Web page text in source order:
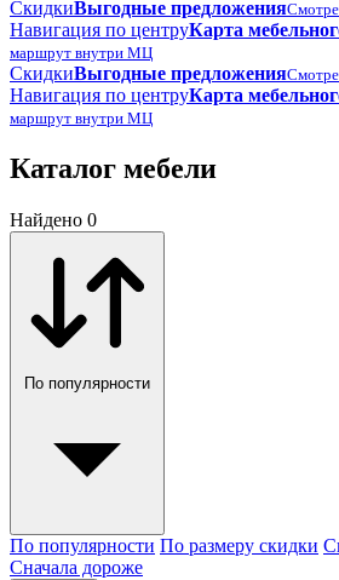
СкидкиВыгодные предложения
Навигация по центруКарта
маршрут внутри МЦ
СкидкиВыгодные предложения
Навигация по центруКарта
маршрут внутри МЦ
Каталог мебели
Найдено 0
По популярности
По популярности По размеру скидки
Сначала дороже